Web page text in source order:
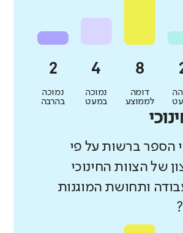
דומה
לממוצע
נמוכה
במעט
נמוכה
בהרבה
הספר ברשות על פי
של הצוות החינוכי
ותחושת המוגנות